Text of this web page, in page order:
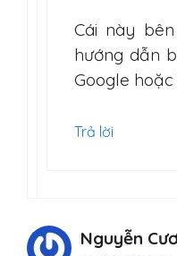
Cái này
hướng dẫn
Google
Trả lời
Nguyễn